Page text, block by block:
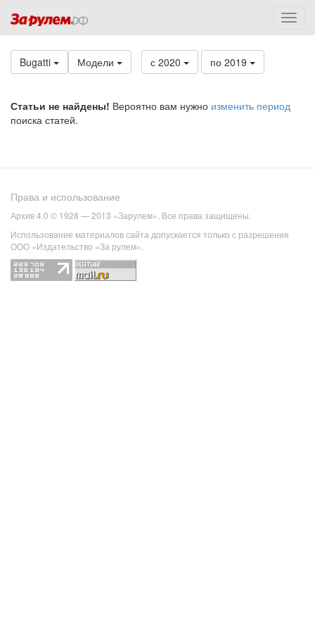
Bugatti Модели с 2020 по 2019
Статьи не найдены! Вероятно вам нужно изменить период
поиска статей.
Права и использование
Архив 4.0 © 1928 — 2013 «Зарулем». Все права защищены.
Использование материалов сайта допускается только с разрешения
ООО «Издательство «За рулем».